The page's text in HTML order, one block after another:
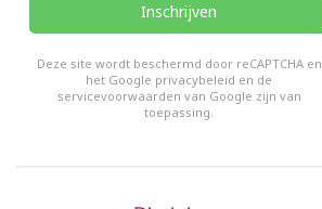
Inschrijven
reCHAPTCHA*
Deze site wordt beschermd door reCAPTCHA en
het Google privacybeleid en de
servicevoorwaarden van Google zijn van
toepassing.